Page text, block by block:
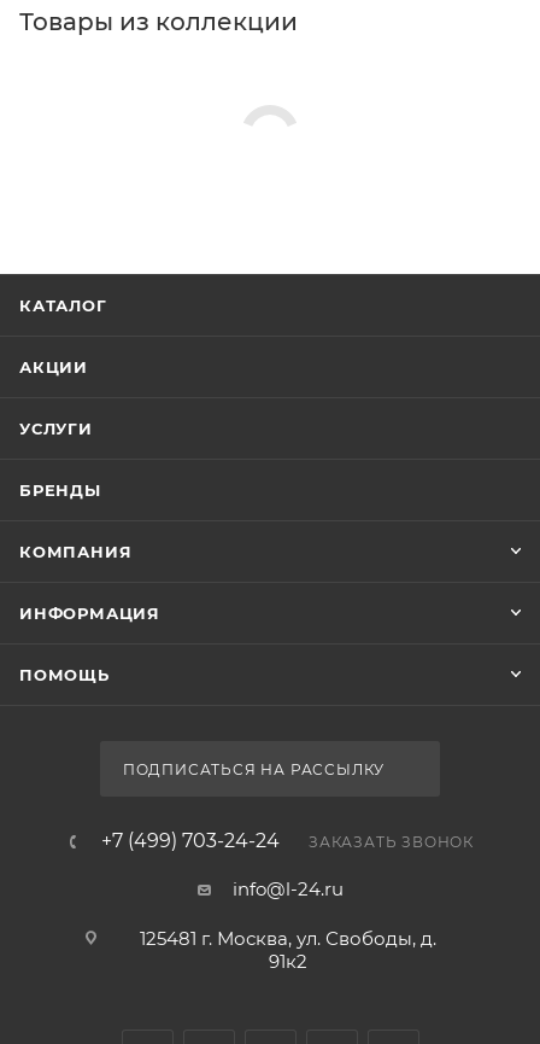
Товары из коллекции
КАТАЛОГ
АКЦИИ
УСЛУГИ
БРЕНДЫ
КОМПАНИЯ
ИНФОРМАЦИЯ
ПОМОЩЬ
ПОДПИСАТЬСЯ НА РАССЫЛКУ
+7 (499) 703-24-24 ЗАКАЗАТЬ ЗВОНОК
info@l-24.ru
125481 г. Москва, ул. Свободы, д.
91к2